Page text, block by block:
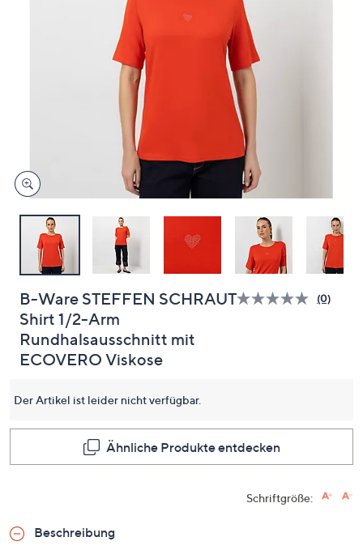
links
bzw.
diese
anzuzeigen.
B-Ware STEFFEN SCHRAUT
Shirt 1/2-Arm
Rundhalsausschnitt mit
ECOVERO Viskose
Bisher
(0)
Der Artikel ist leider nicht verfügbar.
Ähnliche Produkte entdecken
Schriftgröße:
Beschreibung